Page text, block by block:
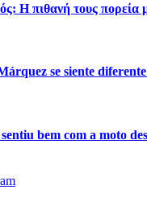
Η πιθανή τους
se siente
bem com a moto